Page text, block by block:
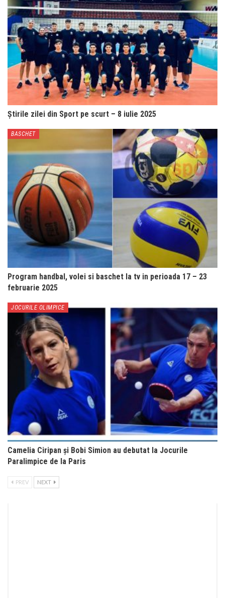
Știrile zilei din Sport pe scurt – 8 iulie 2025
BASCHET
Program handbal, volei si baschet la tv in perioada 17 – 23
februarie 2025
JOCURILE OLIMPICE
Camelia Ciripan și Bobi Simion au debutat la Jocurile
Paralimpice de la Paris
PREV NEXT